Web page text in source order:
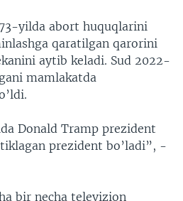
yilda abort huquqlarini
qaratilgan qarorini
aytib keladi. Sud 2022-
mamlakatda
Donald Tramp prezident
prezident bo’ladi”, -
bir necha televizion